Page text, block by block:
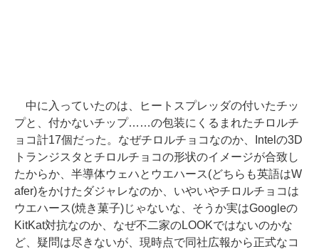
中に入っていたのは、ヒートスプレッダの付いたチッ
プと、付かないチップ……の包装にくるまれたチロルチ
ョコ計17個だった。なぜチロルチョコなのか、Intelの3D
トランジスタとチロルチョコの形状のイメージが合致し
たからか、半導体ウェハとウエハース(どちらも英語はW
afer)をかけたダジャレなのか、いやいやチロルチョコは
ウエハース(焼き菓子)じゃないな、そうか実はGoogleの
KitKat対抗なのか、なぜ不二家のLOOKではないのかな
ど、疑問は尽きないが、現時点で同社広報から正式なコ